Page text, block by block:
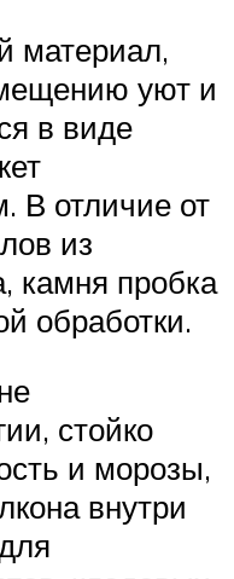
материал,
уют и
в виде
В отличие от
из
камня пробка
обработки.
стойко
и морозы,
внутри